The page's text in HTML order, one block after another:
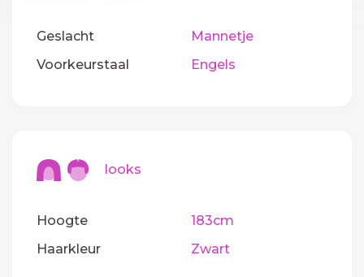
Geslacht
Mannetje
Voorkeurstaal
Engels
looks
Hoogte
183cm
Haarkleur
Zwart